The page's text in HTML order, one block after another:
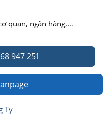
quan, ngân hàng,…
947 251
Ty